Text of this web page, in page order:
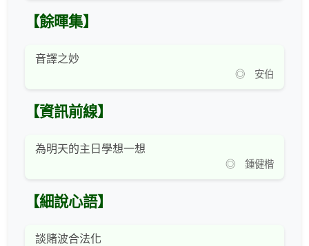
【餘暉集】
音譯之妙
◎ 安伯
【資訊前線】
為明天的主日學想一想
◎ 鍾健楷
【細說心語】
談賭波合法化